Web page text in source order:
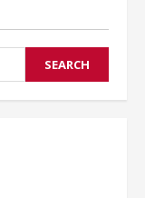
SEARCH